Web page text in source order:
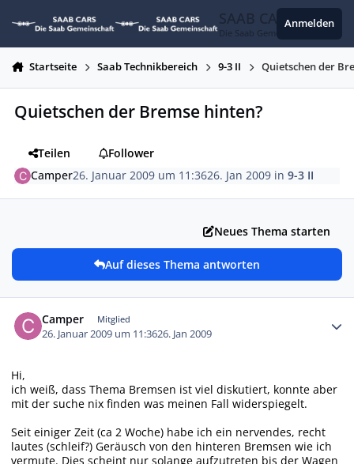
SAAB CARS
Die Saab Gemeinschaft
Anmelden
Startseite Saab Technikbereich 9-3 II Quietschen der
Quietschen der Bremse hinten?
Teilen
Follower
Camper26. Januar 2009 um 11:3626. Jan 2009 in9-3 II
Neues Thema starten
Auf dieses Thema antworten
Camper Mitglied
26. Januar 2009 um 11:3626. Jan 2009
Hi,
ich weiß, dass Thema Bremsen ist viel diskutiert, konnte aber
mit der suche nix finden was meinen Fall widerspiegelt.
Seit einiger Zeit (ca 2 Woche) habe ich ein nervendes, recht
lautes (schleif?) Geräusch von den hinteren Bremsen wie ich
vermute. Dies scheint nur solange aufzutreten bis der Wagen